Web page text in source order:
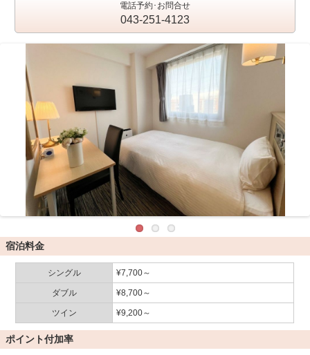
電話予約･お問合せ
043-251-4123
宿泊料金
シングル ¥7,700～
ダブル ¥8,700～
ツイン ¥9,200～
ポイント付加率